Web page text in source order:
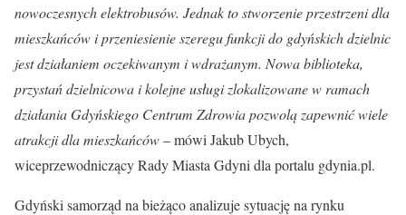
nowoczesnych elektrobusów. Jednak to stworzenie przestrzeni dla
mieszkańców i przeniesienie szeregu funkcji do gdyńskich dzielnic
jest działaniem oczekiwanym i wdrażanym. Nowa biblioteka,
przystań dzielnicowa i kolejne usługi zlokalizowane w ramach
działania Gdyńskiego Centrum Zdrowia pozwolą zapewnić wiele
atrakcji dla mieszkańców– mówi Jakub Ubych,
wiceprzewodniczący Rady Miasta Gdyni dla portalu gdynia.pl.
Gdyński samorząd na bieżąco analizuje sytuację na rynku